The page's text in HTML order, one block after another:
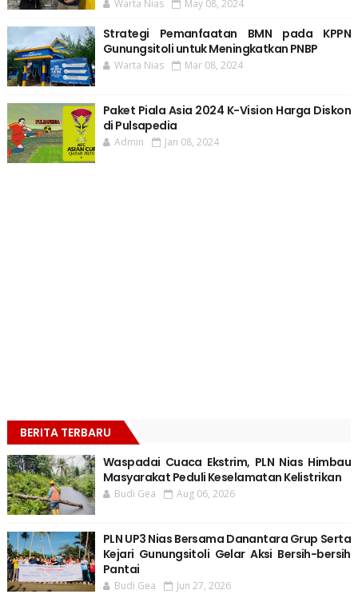
Warta Nias May 08, 2024
Strategi Pemanfaatan BMN pada KPPN
Gunungsitoli untuk Meningkatkan PNBP
Warta Nias Mar 08, 2024
Paket Piala Asia 2024 K-Vision Harga Diskon
di Pulsapedia
Admin Jan 08, 2024
BERITA TERBARU
Waspadai Cuaca Ekstrim, PLN Nias Himbau
Masyarakat Peduli Keselamatan Kelistrikan
Budi Gea Aug 06, 2026
PLN UP3 Nias Bersama Danantara Grup Serta
Kejari Gunungsitoli Gelar Aksi Bersih-bersih
Pantai
Budi Gea Jun 27, 2026